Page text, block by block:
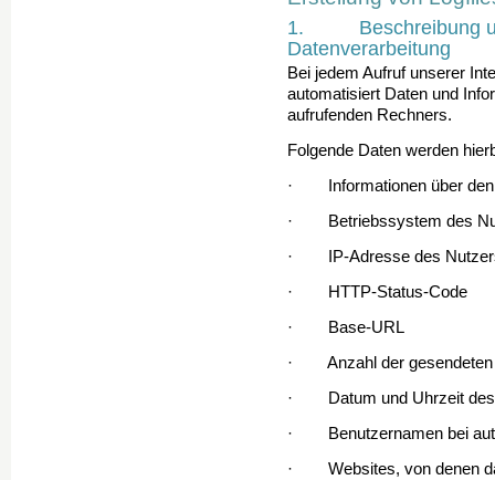
1. Beschreibung
Datenverarbeitung
Bei jedem Aufruf unserer
automatisiert Daten und
aufrufenden Rechners.
Folgende Daten werden
· Informationen über den
· Betriebssystem des
· IP-Adresse des
· HTTP-Status-Code
· Base-URL
· Anzahl der gesendeten
· Datum und Uhrzeit des
· Benutzernamen bei
· Websites, von denen